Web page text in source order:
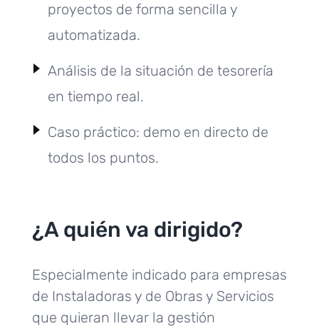
proyectos de forma sencilla y
automatizada.
Análisis de la situación de tesorería
en tiempo real.
Caso práctico: demo en directo de
todos los puntos.
¿A quién va dirigido?
Especialmente indicado para empresas
de Instaladoras y de Obras y Servicios
que quieran llevar la gestión